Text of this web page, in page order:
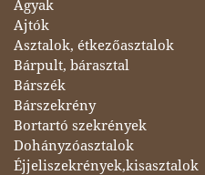
Ágyak
Ajtók
Asztalok, étkezőasztalok
Bárpult, bárasztal
Bárszék
Bárszekrény
Bortartó szekrények
Dohányzóasztalok
Éjjeliszekrények,kisasztalok